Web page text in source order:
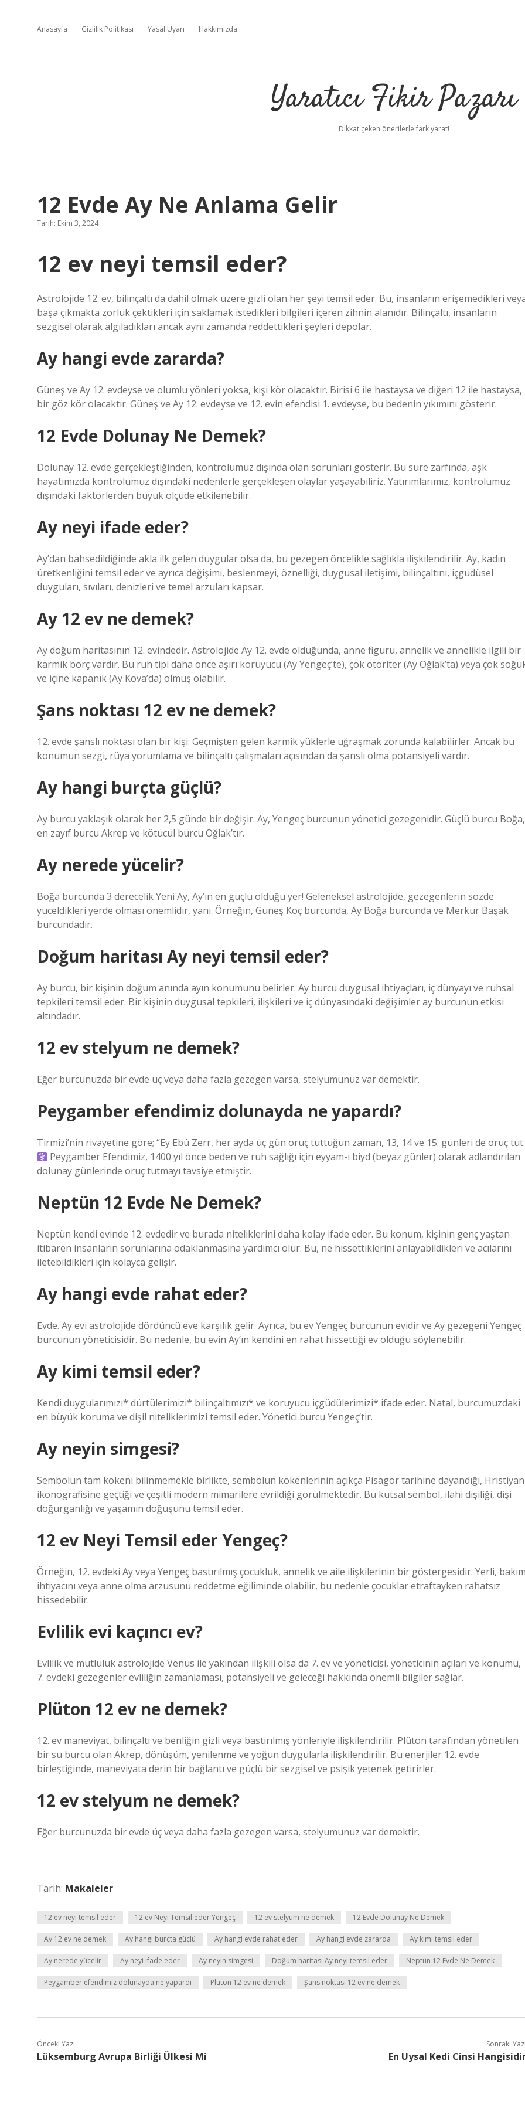
Anasayfa Gizlilik Politikası Yasal Uyarı Hakkımızda
Yaratıcı Fikir Pazarı
Dikkat çeken önerilerle fark yarat!
12 Evde Ay Ne Anlama Gelir
Tarih: Ekim 3, 2024
12 ev neyi temsil eder?
Astrolojide 12. ev, bilinçaltı da dahil olmak üzere gizli olan her şeyi temsil eder. Bu, insanların erişemedikleri
başa çıkmakta zorluk çektikleri için saklamak istedikleri bilgileri içeren zihnin alanıdır. Bilinçaltı, insanların
sezgisel olarak algıladıkları ancak aynı zamanda reddettikleri şeyleri depolar.
Ay hangi evde zararda?
Güneş ve Ay 12. evdeyse ve olumlu yönleri yoksa, kişi kör olacaktır. Birisi 6 ile hastaysa ve diğeri 12 ile hastaysa,
bir göz kör olacaktır. Güneş ve Ay 12. evdeyse ve 12. evin efendisi 1. evdeyse, bu bedenin yıkımını gösterir.
12 Evde Dolunay Ne Demek?
Dolunay 12. evde gerçekleştiğinden, kontrolümüz dışında olan sorunları gösterir. Bu süre zarfında, aşk
hayatımızda kontrolümüz dışındaki nedenlerle gerçekleşen olaylar yaşayabiliriz. Yatırımlarımız, kontrolümüz
dışındaki faktörlerden büyük ölçüde etkilenebilir.
Ay neyi ifade eder?
Ay’dan bahsedildiğinde akla ilk gelen duygular olsa da, bu gezegen öncelikle sağlıkla ilişkilendirilir. Ay, kadın
üretkenliğini temsil eder ve ayrıca değişimi, beslenmeyi, öznelliği, duygusal iletişimi, bilinçaltını, içgüdüsel
duyguları, sıvıları, denizleri ve temel arzuları kapsar.
Ay 12 ev ne demek?
Ay doğum haritasının 12. evindedir. Astrolojide Ay 12. evde olduğunda, anne figürü, annelik ve annelikle ilgili bir
karmik borç vardır. Bu ruh tipi daha önce aşırı koruyucu (Ay Yengeç’te), çok otoriter (Ay Oğlak’ta) veya çok
ve içine kapanık (Ay Kova’da) olmuş olabilir.
Şans noktası 12 ev ne demek?
12. evde şanslı noktası olan bir kişi: Geçmişten gelen karmik yüklerle uğraşmak zorunda kalabilirler. Ancak bu
konumun sezgi, rüya yorumlama ve bilinçaltı çalışmaları açısından da şanslı olma potansiyeli vardır.
Ay hangi burçta güçlü?
Ay burcu yaklaşık olarak her 2,5 günde bir değişir. Ay, Yengeç burcunun yönetici gezegenidir. Güçlü burcu Boğa,
en zayıf burcu Akrep ve kötücül burcu Oğlak’tır.
Ay nerede yücelir?
Boğa burcunda 3 derecelik Yeni Ay, Ay’ın en güçlü olduğu yer! Geleneksel astrolojide, gezegenlerin sözde
yüceldikleri yerde olması önemlidir, yani. Örneğin, Güneş Koç burcunda, Ay Boğa burcunda ve Merkür Başak
burcundadır.
Doğum haritası Ay neyi temsil eder?
Ay burcu, bir kişinin doğum anında ayın konumunu belirler. Ay burcu duygusal ihtiyaçları, iç dünyayı ve ruhsal
tepkileri temsil eder. Bir kişinin duygusal tepkileri, ilişkileri ve iç dünyasındaki değişimler ay burcunun etkisi
altındadır.
12 ev stelyum ne demek?
Eğer burcunuzda bir evde üç veya daha fazla gezegen varsa, stelyumunuz var demektir.
Peygamber efendimiz dolunayda ne yapardı?
Tirmizî’nin rivayetine göre; “Ey Ebû Zerr, her ayda üç gün oruç tuttuğun zaman, 13, 14 ve 15. günleri de oruç
Peygamber Efendimiz, 1400 yıl önce beden ve ruh sağlığı için eyyam-ı biyd (beyaz günler) olarak adlandırılan
dolunay günlerinde oruç tutmayı tavsiye etmiştir.
Neptün 12 Evde Ne Demek?
Neptün kendi evinde 12. evdedir ve burada niteliklerini daha kolay ifade eder. Bu konum, kişinin genç yaştan
itibaren insanların sorunlarına odaklanmasına yardımcı olur. Bu, ne hissettiklerini anlayabildikleri ve acılarını
iletebildikleri için kolayca gelişir.
Ay hangi evde rahat eder?
Evde. Ay evi astrolojide dördüncü eve karşılık gelir. Ayrıca, bu ev Yengeç burcunun evidir ve Ay gezegeni Yengeç
burcunun yöneticisidir. Bu nedenle, bu evin Ay’ın kendini en rahat hissettiği ev olduğu söylenebilir.
Ay kimi temsil eder?
Kendi duygularımızı* dürtülerimizi* bilinçaltımızı* ve koruyucu içgüdülerimizi* ifade eder. Natal, burcumuzdaki
en büyük koruma ve dişil niteliklerimizi temsil eder. Yönetici burcu Yengeç’tir.
Ay neyin simgesi?
Sembolün tam kökeni bilinmemekle birlikte, sembolün kökenlerinin açıkça Pisagor tarihine dayandığı, Hristiyan
ikonografisine geçtiği ve çeşitli modern mimarilere evrildiği görülmektedir. Bu kutsal sembol, ilahi dişiliği, dişi
doğurganlığı ve yaşamın doğuşunu temsil eder.
12 ev Neyi Temsil eder Yengeç?
Örneğin, 12. evdeki Ay veya Yengeç bastırılmış çocukluk, annelik ve aile ilişkilerinin bir göstergesidir. Yerli,
ihtiyacını veya anne olma arzusunu reddetme eğiliminde olabilir, bu nedenle çocuklar etraftayken rahatsız
hissedebilir.
Evlilik evi kaçıncı ev?
Evlilik ve mutluluk astrolojide Venüs ile yakından ilişkili olsa da 7. ev ve yöneticisi, yöneticinin açıları ve konumu,
7. evdeki gezegenler evliliğin zamanlaması, potansiyeli ve geleceği hakkında önemli bilgiler sağlar.
Plüton 12 ev ne demek?
12. ev maneviyat, bilinçaltı ve benliğin gizli veya bastırılmış yönleriyle ilişkilendirilir. Plüton tarafından yönetilen
bir su burcu olan Akrep, dönüşüm, yenilenme ve yoğun duygularla ilişkilendirilir. Bu enerjiler 12. evde
birleştiğinde, maneviyata derin bir bağlantı ve güçlü bir sezgisel ve psişik yetenek getirirler.
12 ev stelyum ne demek?
Eğer burcunuzda bir evde üç veya daha fazla gezegen varsa, stelyumunuz var demektir.
Tarih: Makaleler
12 ev neyi temsil eder 12 ev Neyi Temsil eder Yengeç 12 ev stelyum ne demek 12 Evde Dolunay Ne Demek
Ay 12 ev ne demek Ay hangi burçta güçlü Ay hangi evde rahat eder Ay hangi evde zararda Ay kimi temsil eder
Ay nerede yücelir Ay neyi ifade eder Ay neyin simgesi Doğum haritası Ay neyi temsil eder Neptün 12 Evde Ne Demek
Peygamber efendimiz dolunayda ne yapardı Plüton 12 ev ne demek Şans noktası 12 ev ne demek
Önceki Yazı
Lüksemburg Avrupa Birliği Ülkesi Mi
Sonraki
En Uysal Kedi Cinsi